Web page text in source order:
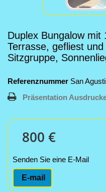
Duplex Bungalow
Terrasse, gefliest
Sitzgruppe,
Referenznummer San
Präsentation
800 €
Senden Sie eine E-Mail
E-mail